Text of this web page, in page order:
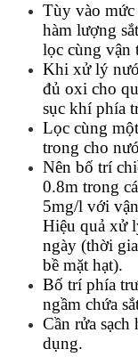
Tùy vào
hàm lượng
lọc cùng vận
Khi xử lý
đủ oxi cho
sục khí phía
Lọc cùng
trong cho
Nên bố trí
0.8m trong
5mg/l với
Hiệu quả xử
ngày (thời
bề mặt hạt).
Bố trí phía
ngầm chứa
Cần rửa
dụng.